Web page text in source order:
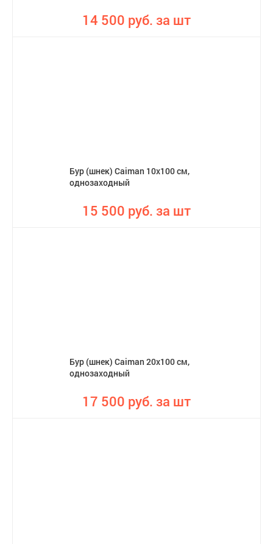
14 500 руб. за шт
Бур (шнек) Caiman 10х100 см,
однозаходный
15 500 руб. за шт
Бур (шнек) Caiman 20х100 см,
однозаходный
17 500 руб. за шт